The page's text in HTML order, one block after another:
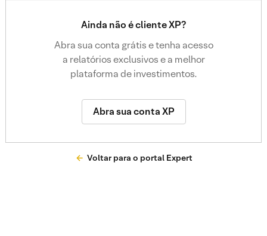
Ainda não é cliente XP?
Abra sua conta grátis e tenha acesso
a relatórios exclusivos e a melhor
plataforma de investimentos.
Abra sua conta XP
Voltar para o portal Expert